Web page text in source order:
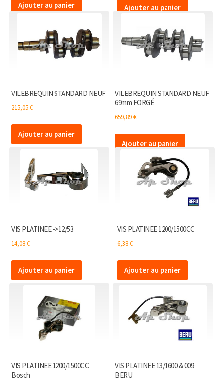
Ajouter au panier Ajouter au panier
VILEBREQUIN STANDARD NEUF
215,05€
Ajouter au panier
VILEBREQUIN STANDARD NEUF
69mm FORGÉ
659,89€
Ajouter au panier
VIS PLATINEE ->12/53
14,08€
Ajouter au panier
VIS PLATINEE 1200/1500CC
6,38€
Ajouter au panier
VIS PLATINEE 1200/1500CC
Bosch
VIS PLATINEE 13/1600 & 009
BERU